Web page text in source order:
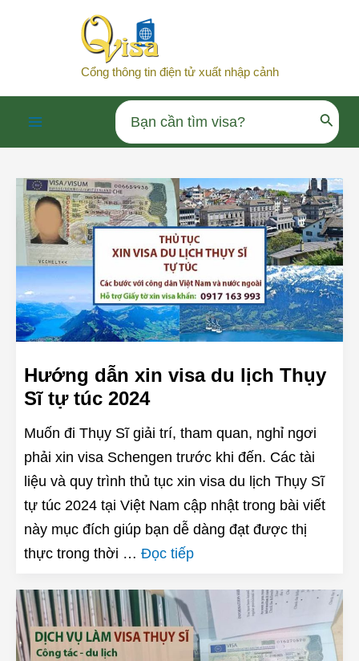
Cổng thông tin điện tử xuất nhập cảnh
Menu
Search
for:
Hướng dẫn xin visa du lịch Thụy
Sĩ tự túc 2024
Muốn đi Thụy Sĩ giải trí, tham quan, nghỉ ngơi
phải xin visa Schengen trước khi đến. Các tài
liệu và quy trình thủ tục xin visa du lịch Thụy Sĩ
tự túc 2024 tại Việt Nam cập nhật trong bài viết
này mục đích giúp bạn dễ dàng đạt được thị
thực trong thời … Đọc tiếp